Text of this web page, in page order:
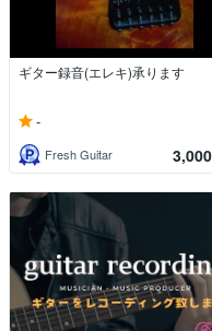
ギター録音(エレキ)承ります
-
Fresh Guitar 3,000